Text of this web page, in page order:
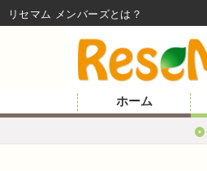
ホーム
リセマム メンバーズ